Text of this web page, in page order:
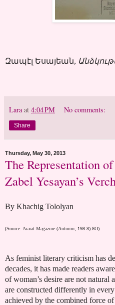
Զապէլ Եսայեան,
Lara at 4:04 PM No comments:
Share
Thursday, May 30, 2013
The Representation
Zabel Yesayan’s
By Khachig Tololyan
(Source: Ararat Magazine (Autumn, 198 8):8O)
As feminist literary criticism has
decades, it has made readers
of woman’s desire are not natural
are constructed differently in
achieved by the combined force